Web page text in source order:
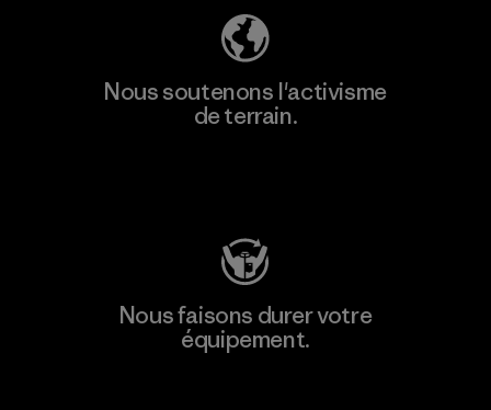
Nous soutenons l'activisme
de terrain.
Nous faisons durer votre
équipement.